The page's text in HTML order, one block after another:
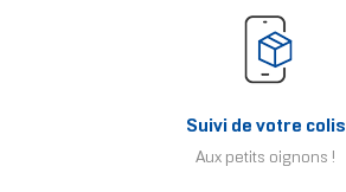
Suivi de votre colis
Aux petits oignons !